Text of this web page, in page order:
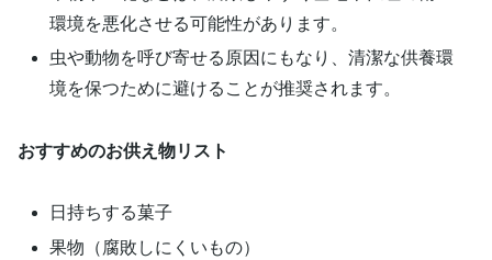
環境を悪化させる可能性があります。
虫や動物を呼び寄せる原因にもなり、清潔な供養環
境を保つために避けることが推奨されます。
おすすめのお供え物リスト
日持ちする菓子
果物（腐敗しにくいもの）